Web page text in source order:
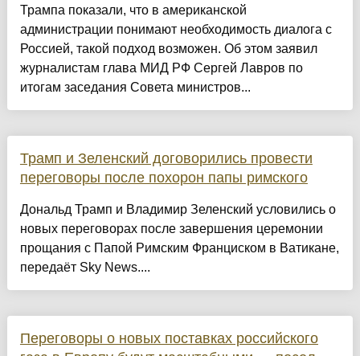
Трампа показали, что в американской
администрации понимают необходимость диалога с
Россией, такой подход возможен. Об этом заявил
журналистам глава МИД РФ Сергей Лавров по
итогам заседания Совета министров...
Трамп и Зеленский договорились провести
переговоры после похорон папы римского
Дональд Трамп и Владимир Зеленский условились о
новых переговорах после завершения церемонии
прощания с Папой Римским Франциском в Ватикане,
передаёт Sky News....
Переговоры о новых поставках российского